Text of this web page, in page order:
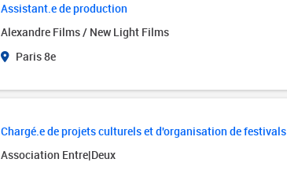
Assistant.e de production
Alexandre Films / New Light Films
Paris 8e
Chargé.e de projets culturels et d'organisation de festivals
Association Entre|Deux